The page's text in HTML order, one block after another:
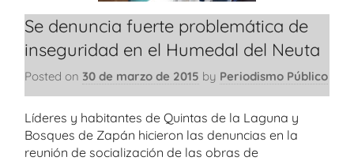
Se denuncia fuerte problemática de
inseguridad en el Humedal del Neuta
Posted on 30 de marzo de 2015 by Periodismo Público
Líderes y habitantes de Quintas de la Laguna y
Bosques de Zapán hicieron las denuncias en la
reunión de socialización de las obras de